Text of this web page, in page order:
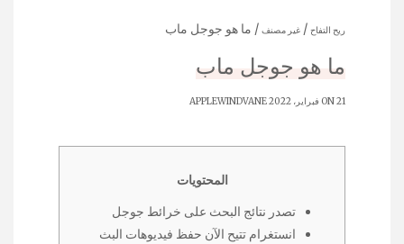
ريح التفاح / غير مصنف / ما هو جوجل ماب
ما هو جوجل ماب
ON 21 فبراير، 2022 APPLEWINDVANE
المحتويات
تصدر نتائج البحث على خرائط جوجل
انستغرام تتيح الآن حفظ فيديوهات البث